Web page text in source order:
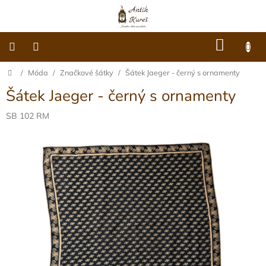
KOŠÍK
poukazy
Domů
/ Móda / Značkové šátky / Šátek Jaeger - černý s ornamenty
Šátek Jaeger - černý s ornamenty
SB 102 RM